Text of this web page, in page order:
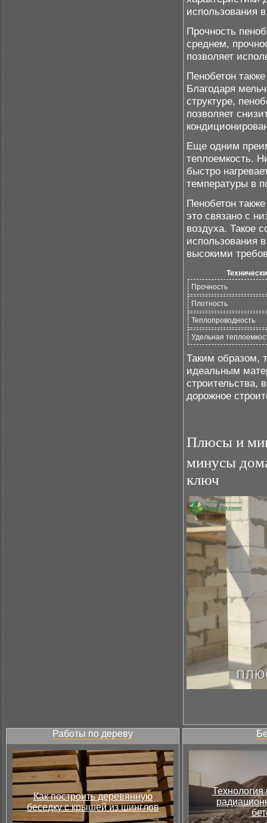
использования
Прочность
среднем,
позволяет
Пенобетон
Благодаря
структуре,
позволяет
Еще одним
теплоемкость.
быстро
температуры в
Пенобетон
это связано с
воздуха. Такое
использования
высокими
Прочность
Плотность
Теплопроводность
Удельная
Таким образом,
идеальным
строительства,
дорожное
Плюсы и
минусы
ключ
Работы по дереву
Как построить деревянную
беседку с крышей из шинглов
Технология